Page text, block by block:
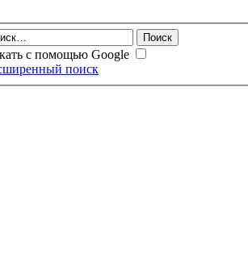
с помощью Google
поиск